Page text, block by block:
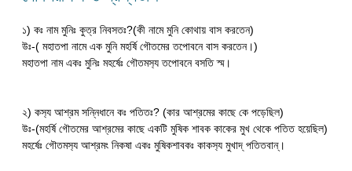
১) কঃ নাম মুনিঃ কুত্র নিবসতঃ?(কী নামে মুনি কোথায় বাস করতেন)
উঃ-( মহাতপা নামে এক মুনি মহর্ষি গৌতমের তপোবনে বাস করতেন।)
মহাতপা নাম একঃ মুনিঃ মহর্ষেঃ গৌতমস‍্য তপোবনে বসতি স্ম।
২) কস‍্য আশ্রম সন্নিধানে কঃ পতিতঃ? (কার আশ্রমের কাছে কে পড়েছিল)
উঃ-(মহর্ষি গৌতমের আশ্রমের কাছে একটি মুষিক শাবক কাকের মুখ থেকে পতিত হয়েছিল)
মহর্ষেঃ গৌতমস‍্য আশ্রমং নিকষা একঃ মুষিকশাবকঃ কাকস‍্য মুখাদ্ পতিতবান্।